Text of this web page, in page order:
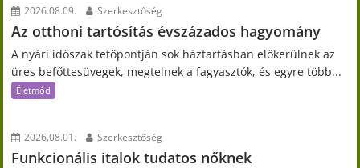
2026.08.09. Szerkesztőség
Az otthoni tartósítás évszázados hagyomány
A nyári időszak tetőpontján sok háztartásban előkerülnek az
üres befőttesüvegek, megtelnek a fagyasztók, és egyre több...
Életmód
2026.08.01. Szerkesztőség
Funkcionális italok tudatos nőknek